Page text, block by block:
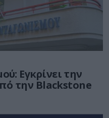
Εγκρίνει την
την Blackstone